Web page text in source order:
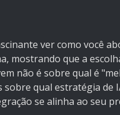
ver como você
mostrando que a
não é sobre qual é
sobre qual estratégia de
se alinha ao seu